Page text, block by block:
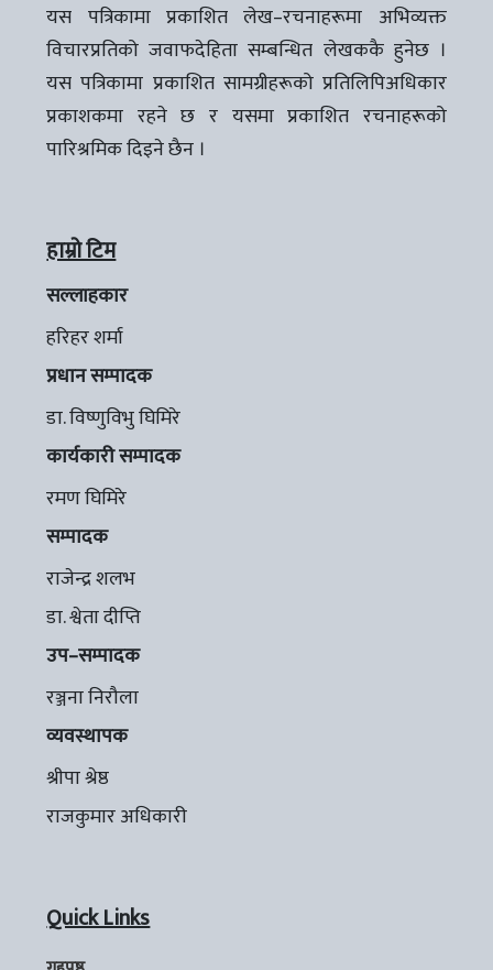
यस पत्रिकामा प्रकाशित लेख–रचनाहरूमा अभिव्यक्त
विचारप्रतिको जवाफदेहिता सम्बन्धित लेखककै हुनेछ ।
यस पत्रिकामा प्रकाशित सामग्रीहरूको प्रतिलिपिअधिकार
प्रकाशकमा रहने छ र यसमा प्रकाशित रचनाहरूको
पारिश्रमिक दिइने छैन ।
हाम्रो टिम
सल्लाहकार
हरिहर शर्मा
प्रधान सम्पादक
डा. विष्णुविभु घिमिरे
कार्यकारी सम्पादक
रमण घिमिरे
सम्पादक
राजेन्द्र शलभ
डा. श्वेता दीप्ति
उप–सम्पादक
रञ्जना निरौला
व्यवस्थापक
श्रीपा श्रेष्ठ
राजकुमार अधिकारी
Quick Links